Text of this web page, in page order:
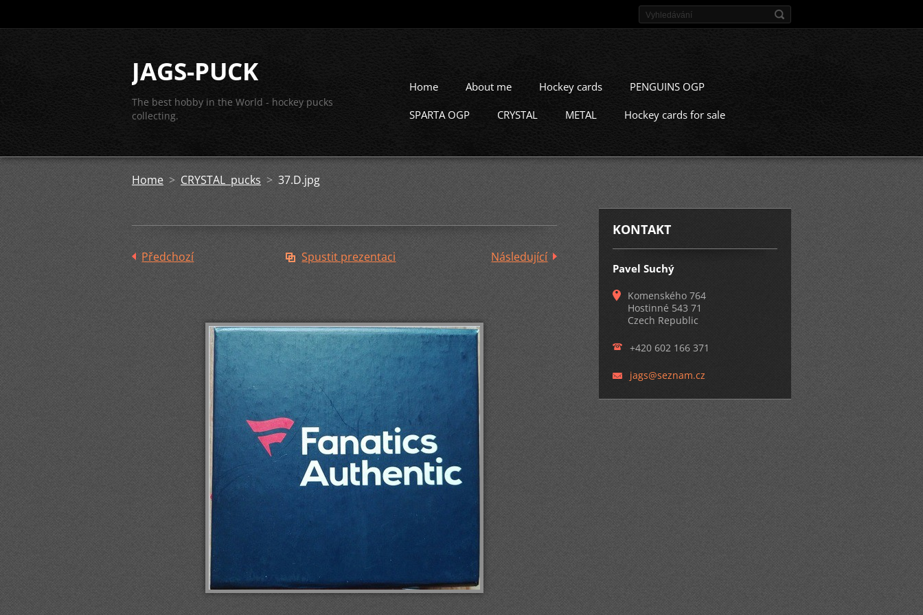
JAGS-PUCK
The best hobby in the World - hockey pucks
collecting.
Home About me Hockey cards PENGUINS OGP
SPARTA OGP CRYSTAL METAL Hockey cards for sale
Home > CRYSTAL pucks >37.D.jpg
Předchozí Spustit prezentaci Následující
KONTAKT
Pavel Suchý
Komenského 764
Hostinné 543 71
Czech Republic
+420 602 166 371
jags@seznam.cz